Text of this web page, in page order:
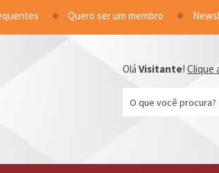
Quero ser um membro
Olá Visitante! Clique